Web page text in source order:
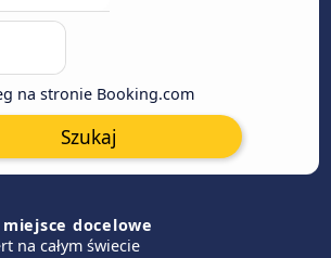
na stronie Booking.com
Szukaj
docelowe
na całym świecie